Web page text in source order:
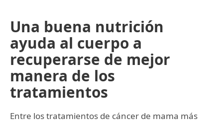
Una buena nutrición
ayuda al cuerpo a
recuperarse de mejor
manera de los
tratamientos
Entre los tratamientos de cáncer de mama más